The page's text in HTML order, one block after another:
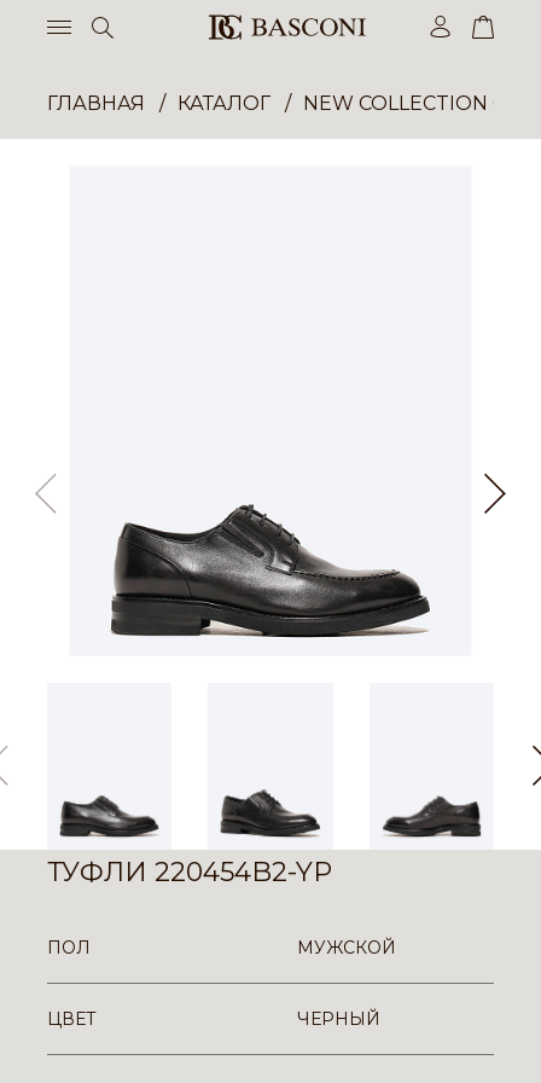
ГЛАВНАЯ КАТАЛОГ NEW COLLECTION
ТУФЛИ 220454B2-YP
ПОЛ МУЖСКОЙ
ЦВЕТ ЧЕРНЫЙ